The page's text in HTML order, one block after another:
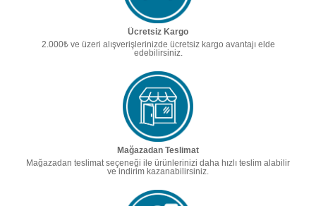
Ücretsiz Kargo
2.000₺ ve üzeri alışverişlerinizde ücretsiz kargo avantajı elde
edebilirsiniz.
Mağazadan Teslimat
Mağazadan teslimat seçeneği ile ürünlerinizi daha hızlı teslim alabilir
ve indirim kazanabilirsiniz.